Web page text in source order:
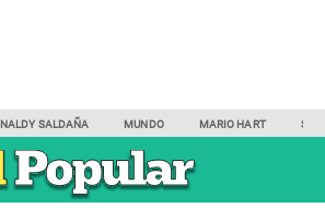
NALDY SALDAÑA MUNDO MARIO HART